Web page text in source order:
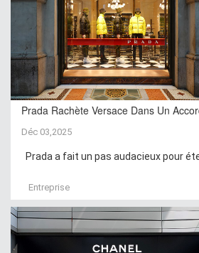
Prada Rachète Versace Dans Un
Déc 03,2025
Prada a fait un pas audacieux pour
Entreprise